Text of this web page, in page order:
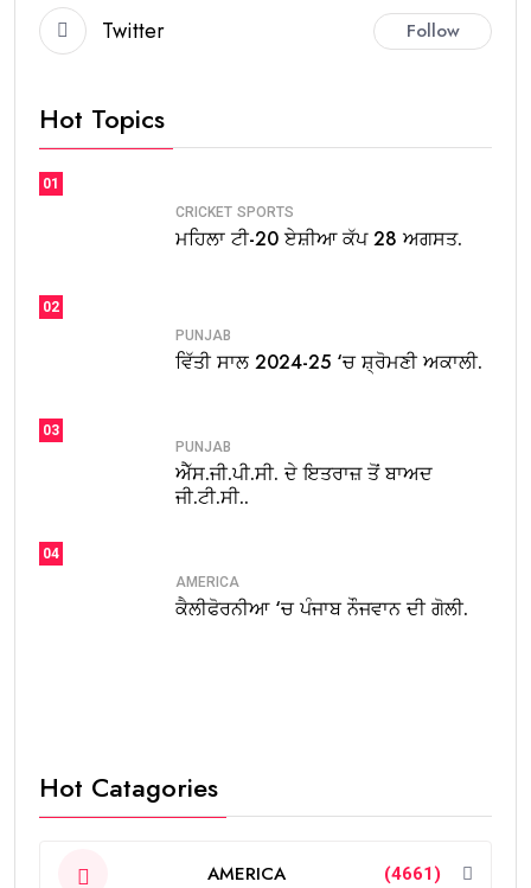
Twitter Follow
Hot Topics
01
CRICKET SPORTS
ਮਹਿਲਾ ਟੀ-20 ਏਸ਼ੀਆ ਕੱਪ 28 ਅਗਸਤ.
02
PUNJAB
ਵਿੱਤੀ ਸਾਲ 2024-25 ‘ਚ ਸ਼੍ਰੋਮਣੀ ਅਕਾਲੀ.
03
PUNJAB
ਐੱਸ.ਜੀ.ਪੀ.ਸੀ. ਦੇ ਇਤਰਾਜ਼ ਤੋਂ ਬਾਅਦ
ਜੀ.ਟੀ.ਸੀ..
04
AMERICA
ਕੈਲੀਫੋਰਨੀਆ ‘ਚ ਪੰਜਾਬ ਨੌਜਵਾਨ ਦੀ ਗੋਲੀ.
Hot Catagories
AMERICA (4661)